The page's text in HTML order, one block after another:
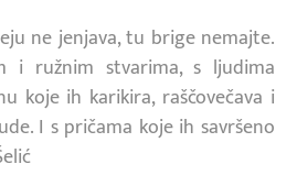
ne jenjava, tu brige nemajte.
i ružnim stvarima, s ljudima
koje ih karikira, raščovečava i
I s pričama koje ih savršeno